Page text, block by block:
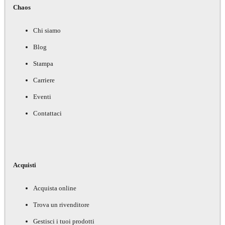
Chaos
Chi siamo
Blog
Stampa
Carriere
Eventi
Contattaci
Acquisti
Acquista online
Trova un rivenditore
Gestisci i tuoi prodotti